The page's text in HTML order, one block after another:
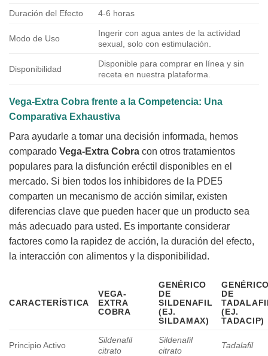
Duración del Efecto 4-6 horas
Modo de Uso
Ingerir con agua antes de la actividad
sexual, solo con estimulación.
Disponibilidad
Disponible para comprar en línea y sin
receta en nuestra plataforma.
Vega-Extra Cobra frente a la Competencia: Una
Comparativa Exhaustiva
Para ayudarle a tomar una decisión informada, hemos
comparado Vega-Extra Cobra con otros tratamientos
populares para la disfunción eréctil disponibles en el
mercado. Si bien todos los inhibidores de la PDE5
comparten un mecanismo de acción similar, existen
diferencias clave que pueden hacer que un producto sea
más adecuado para usted. Es importante considerar
factores como la rapidez de acción, la duración del efecto,
la interacción con alimentos y la disponibilidad.
CARACTERÍSTICA
VEGA-
EXTRA
COBRA
GENÉRICO
DE
SILDENAFIL
(EJ.
SILDAMAX)
DE
(EJ.
TADACIP)
Principio Activo
Sildenafil
citrato
Sildenafil
citrato
Tadalafil